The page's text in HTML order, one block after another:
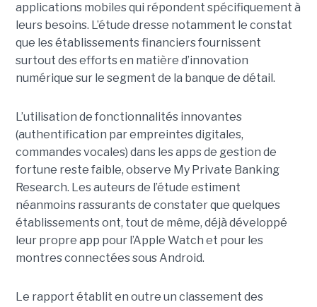
applications mobiles qui répondent spécifiquement à
leurs besoins. L’étude dresse notamment le constat
que les établissements financiers fournissent
surtout des efforts en matière d’innovation
numérique sur le segment de la banque de détail.
L’utilisation de fonctionnalités innovantes
(authentification par empreintes digitales,
commandes vocales) dans les apps de gestion de
fortune reste faible, observe My Private Banking
Research. Les auteurs de l’étude estiment
néanmoins rassurants de constater que quelques
établissements ont, tout de même, déjà développé
leur propre app pour l’Apple Watch et pour les
montres connectées sous Android.
Le rapport établit en outre un classement des